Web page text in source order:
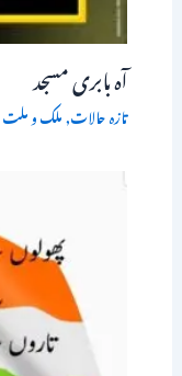
آہ بابری مسجد
تازہ حالات,ملک و ملت